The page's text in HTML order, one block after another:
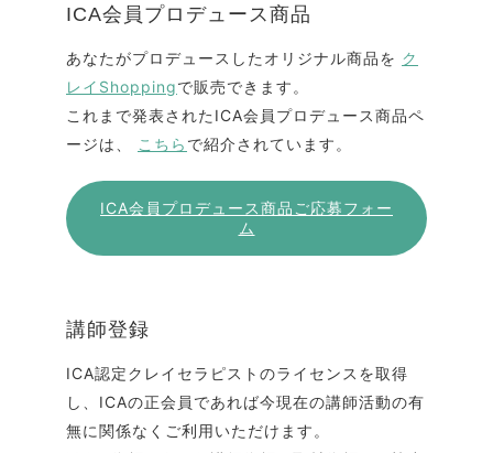
ICA会員プロデュース商品
あなたがプロデュースしたオリジナル商品を ク
レイShoppingで販売できます。
これまで発表されたICA会員プロデュース商品ペ
ージは、
こちら で紹介されています。
ICA会員プロデュース商品ご応募フォー
ム
講師登録
ICA認定クレイセラピストのライセンスを取得
し、ICAの正会員であれば今現在の講師活動の有
無に関係なくご利用いただけます。